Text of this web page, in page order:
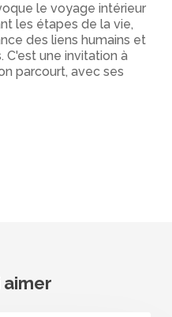
le voyage intérieur
les étapes de la vie,
des liens humains et
C'est une invitation à
parcourt, avec ses
aimer